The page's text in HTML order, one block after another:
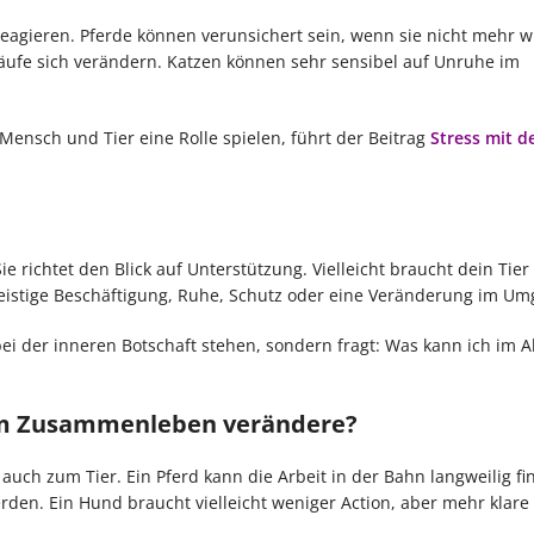
Pferde können verunsichert sein, wenn sie nicht mehr
sich verändern. Katzen können sehr sensibel auf Unruhe im
und Tier eine Rolle spielen, führt der Beitrag Stress mit
richtet den Blick auf Unterstützung. Vielleicht braucht dein
Beschäftigung, Ruhe, Schutz oder eine Veränderung im
der inneren Botschaft stehen, sondern fragt: Was kann ich im
Zusammenleben verändere?
zum Tier. Ein Pferd kann die Arbeit in der Bahn langweilig
Ein Hund braucht vielleicht weniger Action, aber mehr klare